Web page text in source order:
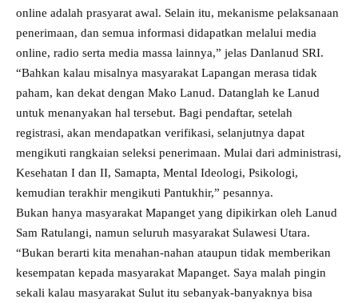
online adalah prasyarat awal. Selain itu, mekanisme pelaksanaan
penerimaan, dan semua informasi didapatkan melalui media
online, radio serta media massa lainnya,” jelas Danlanud SRI.
“Bahkan kalau misalnya masyarakat Lapangan merasa tidak
paham, kan dekat dengan Mako Lanud. Datanglah ke Lanud
untuk menanyakan hal tersebut. Bagi pendaftar, setelah
registrasi, akan mendapatkan verifikasi, selanjutnya dapat
mengikuti rangkaian seleksi penerimaan. Mulai dari administrasi,
Kesehatan I dan II, Samapta, Mental Ideologi, Psikologi,
kemudian terakhir mengikuti Pantukhir,” pesannya.
Bukan hanya masyarakat Mapanget yang dipikirkan oleh Lanud
Sam Ratulangi, namun seluruh masyarakat Sulawesi Utara.
“Bukan berarti kita menahan-nahan ataupun tidak memberikan
kesempatan kepada masyarakat Mapanget. Saya malah pingin
sekali kalau masyarakat Sulut itu sebanyak-banyaknya bisa